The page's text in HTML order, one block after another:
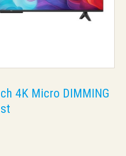
4K Micro DIMMING